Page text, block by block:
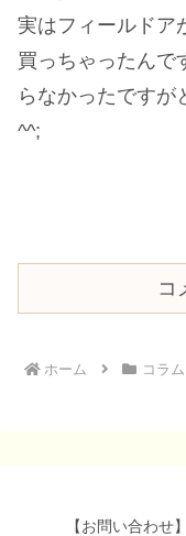
実はフィールドア
買っちゃったんで
らなかったですが
^^;
コ
ホーム コラム
【お問い合わせ】